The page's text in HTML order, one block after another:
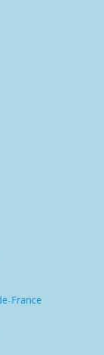
France